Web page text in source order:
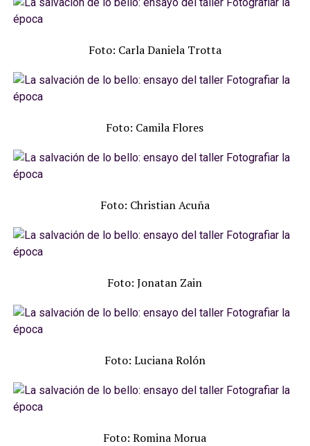
Foto: Carla Daniela Trotta
Foto: Camila Flores
Foto: Christian Acuña
Foto: Jonatan Zain
Foto: Luciana Rolón
Foto: Romina Morua